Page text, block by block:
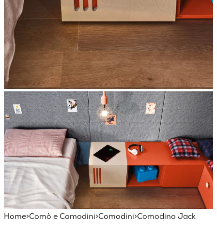
Home>Comò e Comodini>Comodini>Comodino Jack